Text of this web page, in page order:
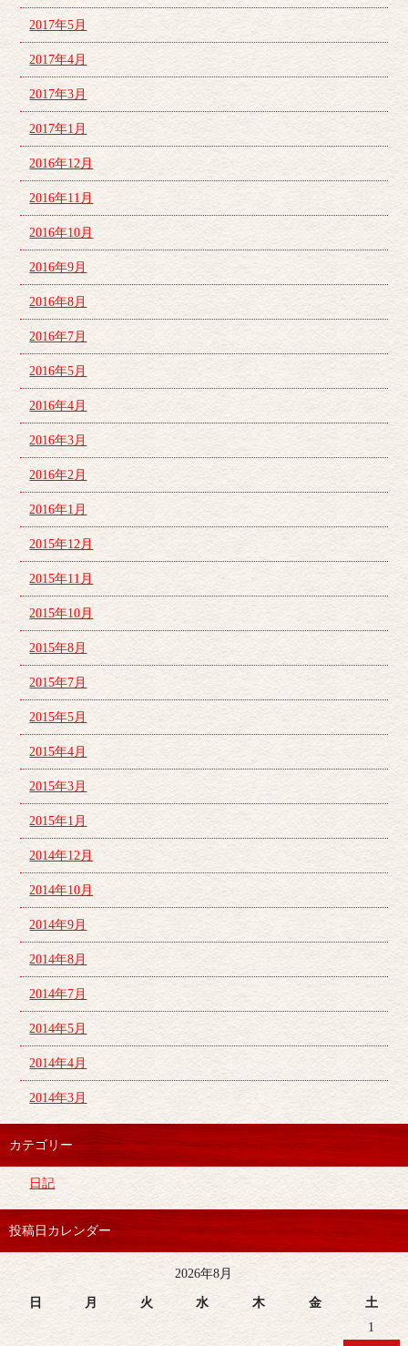
2017年5月
2017年4月
2017年3月
2017年1月
2016年12月
2016年11月
2016年10月
2016年9月
2016年8月
2016年7月
2016年5月
2016年4月
2016年3月
2016年2月
2016年1月
2015年12月
2015年11月
2015年10月
2015年8月
2015年7月
2015年5月
2015年4月
2015年3月
2015年1月
2014年12月
2014年10月
2014年9月
2014年8月
2014年7月
2014年5月
2014年4月
2014年3月
カテゴリー
日記
投稿日カレンダー
2026年8月
日 月 火 水 木 金
土
1